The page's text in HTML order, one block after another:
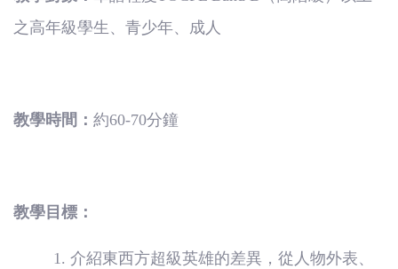
之高年級學生、青少年、成人
教學時間： 約60-70分鐘
教學目標：
1. 介紹東西方超級英雄的差異，從人物外表、